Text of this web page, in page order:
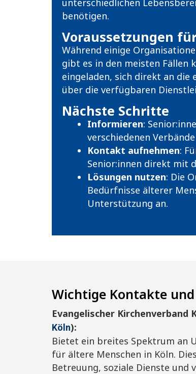
unterschiedlichen
benötigen.
Voraussetzungen
Während einige
gibt es in den meisten Fällen
eingeladen, sich direkt an die
über die verfügbaren
Nächste Schritte
Informieren:
verschiedenen
Kontakt aufnehmen:
Senior:innen direkt mit
Lösungen nutzen: Die
Bedürfnisse älterer
Unterstützung an.
Wichtige Kontakte
Evangelischer Kirchenverband
Köln):
Bietet ein breites Spektrum an
für ältere Menschen in Köln.
Betreuung, soziale Dienste und